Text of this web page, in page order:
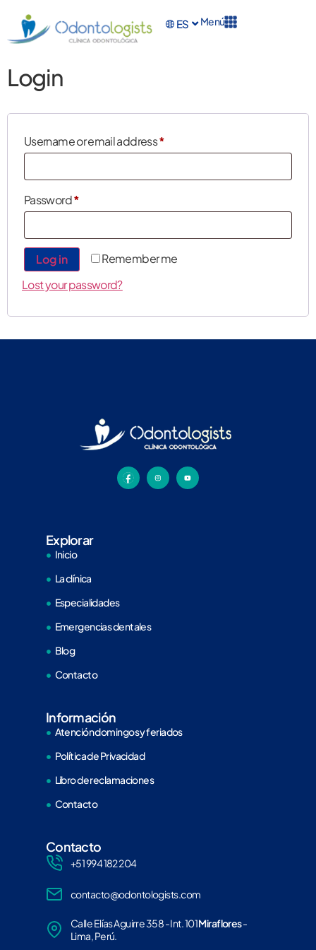
ES
EN Menú
Login
Username or email address*
Password*
Remember me
Log in
Lost your password?
Explorar
Inicio
La clínica
Especialidades
Emergencias dentales
Blog
Contacto
Información
Atención domingos y feriados
Política de Privacidad
Libro de reclamaciones
Contacto
Contacto
+51 994 182 204
contacto@odontologists.com
Calle Elías Aguirre 358 - Int. 101Miraflores-
Lima, Perú.